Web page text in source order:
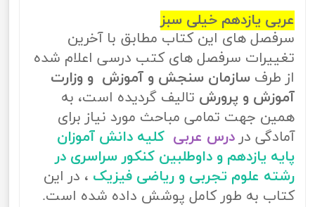
عربی یازدهم خیلی سبز
سرفصل های این کتاب مطابق با آخرین
تغییرات سرفصل های کتب درسی اعلام شده
از طرف سازمان سنجش و آموزش و وزارت
آموزش و پرورش تالیف گردیده است، به
همین جهت تمامی مباحث مورد نیاز برای
آمادگی در درس عربی کلیه دانش آموزان
پایه یازدهم و داوطلبین کنکور سراسری در
رشته علوم تجربی و ریاضی فیزیک ، در این
کتاب به طور کامل پوشش داده شده است.